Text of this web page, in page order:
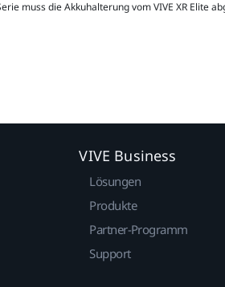
muss die Akkuhalterung vom VIVE XR Elite
VIVE Business
Lösungen
Produkte
Partner-Programm
Support